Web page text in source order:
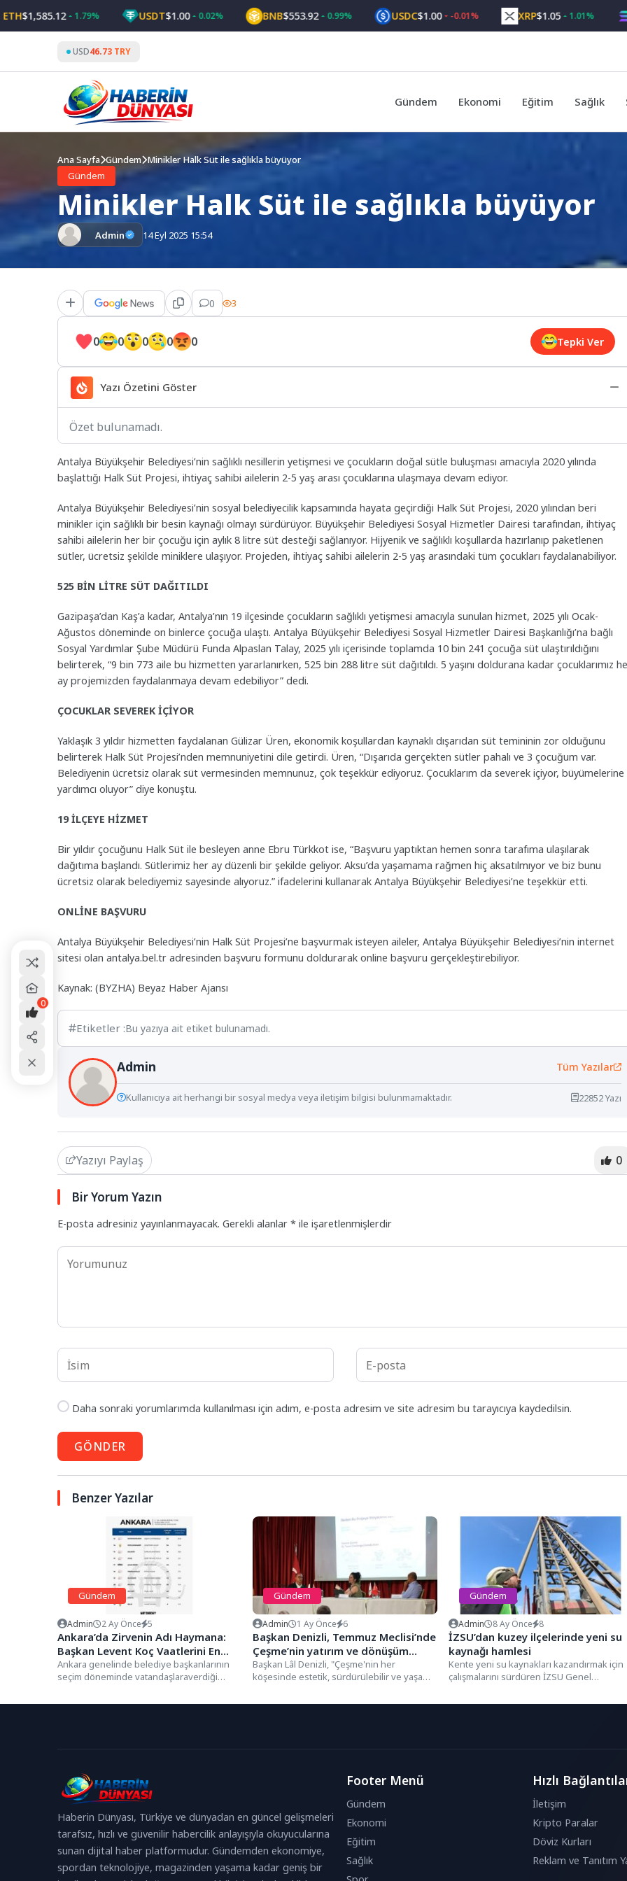
to
1.79% USDT$1.00 0.02% BNB$553.92 0.99% USDC$1.00 -0.01% XRP$1.05 1.01% SOL
USD46.73 TRY
Gündem Ekonomi Eğitim Sağlık
Ana Sayfa Gündem Minikler Halk Süt ile sağlıkla büyüyor
Gündem
Minikler Halk Süt ile sağlıkla büyüyor
Admin 14 Eyl 2025 15:54
0 3
0 0 0 0 0 Tepki Ver
Yazı Özetini Göster
Özet bulunamadı.
Antalya Büyükşehir Belediyesi’nin sağlıklı nesillerin yetişmesi ve çocukların doğal sütle buluşması amacıyla 2020 yılında
başlattığı Halk Süt Projesi, ihtiyaç sahibi ailelerin 2-5 yaş arası çocuklarına ulaşmaya devam ediyor.
Antalya Büyükşehir Belediyesi’nin sosyal belediyecilik kapsamında hayata geçirdiği Halk Süt Projesi, 2020 yılından beri
minikler için sağlıklı bir besin kaynağı olmayı sürdürüyor. Büyükşehir Belediyesi Sosyal Hizmetler Dairesi tarafından, ihtiyaç
sahibi ailelerin her bir çocuğu için aylık 8 litre süt desteği sağlanıyor. Hijyenik ve sağlıklı koşullarda hazırlanıp paketlenen
sütler, ücretsiz şekilde miniklere ulaşıyor. Projeden, ihtiyaç sahibi ailelerin 2-5 yaş arasındaki tüm çocukları faydalanabiliyor.
525 BİN LİTRE SÜT DAĞITILDI
Gazipaşa’dan Kaş’a kadar, Antalya’nın 19 ilçesinde çocukların sağlıklı yetişmesi amacıyla sunulan hizmet, 2025 yılı Ocak-
Ağustos döneminde on binlerce çocuğa ulaştı. Antalya Büyükşehir Belediyesi Sosyal Hizmetler Dairesi Başkanlığı’na bağlı
Sosyal Yardımlar Şube Müdürü Funda Alpaslan Talay, 2025 yılı içerisinde toplamda 10 bin 241 çocuğa süt ulaştırıldığını
belirterek, “9 bin 773 aile bu hizmetten yararlanırken, 525 bin 288 litre süt dağıtıldı. 5 yaşını doldurana kadar çocuklarımız
ay projemizden faydalanmaya devam edebiliyor” dedi.
ÇOCUKLAR SEVEREK İÇİYOR
Yaklaşık 3 yıldır hizmetten faydalanan Gülizar Üren, ekonomik koşullardan kaynaklı dışarıdan süt temininin zor olduğunu
belirterek Halk Süt Projesi’nden memnuniyetini dile getirdi. Üren, “Dışarıda gerçekten sütler pahalı ve 3 çocuğum var.
Belediyenin ücretsiz olarak süt vermesinden memnunuz, çok teşekkür ediyoruz. Çocuklarım da severek içiyor, büyümelerine
yardımcı oluyor” diye konuştu.
19 İLÇEYE HİZMET
Bir yıldır çocuğunu Halk Süt ile besleyen anne Ebru Türkkot ise, “Başvuru yaptıktan hemen sonra tarafıma ulaşılarak
dağıtıma başlandı. Sütlerimiz her ay düzenli bir şekilde geliyor. Aksu’da yaşamama rağmen hiç aksatılmıyor ve biz bunu
ücretsiz olarak belediyemiz sayesinde alıyoruz.” ifadelerini kullanarak Antalya Büyükşehir Belediyesi’ne teşekkür etti.
ONLİNE BAŞVURU
Antalya Büyükşehir Belediyesi’nin Halk Süt Projesi’ne başvurmak isteyen aileler, Antalya Büyükşehir Belediyesi’nin internet
sitesi olan antalya.bel.tr adresinden başvuru formunu doldurarak online başvuru gerçekleştirebiliyor.
Kaynak: (BYZHA) Beyaz Haber Ajansı
Etiketler :Bu yazıya ait etiket bulunamadı.
Admin Tüm Yazılar
Kullanıcıya ait herhangi bir sosyal medya veya iletişim bilgisi bulunmamaktadır. 22852 Yazı
Yazıyı Paylaş 0
Bir Yorum Yazın
E-posta adresiniz yayınlanmayacak. Gerekli alanlar * ile işaretlenmişlerdir
Daha sonraki yorumlarımda kullanılması için adım, e-posta adresim ve site adresim bu tarayıcıya kaydedilsin.
GÖNDER
Benzer Yazılar
Gündem
Admin 2 Ay Önce 5
Ankara’da Zirvenin Adı Haymana:
Başkan Levent Koç Vaatlerini En
Fazla Gerçekleştiren Belediye
Başkanı Oldu
Ankara genelinde belediye başkanlarının
seçim döneminde vatandaşlaraverdiği
ortaya koyan “Ne...
Gündem
Admin 1 Ay Önce 6
Başkan Denizli, Temmuz Meclisi’nde
Çeşme’nin yatırım ve dönüşüm
projelerini anlattı
Başkan Lâl Denizli, "Çeşme'nin her
köşesinde estetik, sürdürülebilir ve yaşam
geçirmek...
Gündem
Admin 8 Ay Önce 8
İZSU’dan kuzey ilçelerinde yeni su
kaynağı hamlesi
Kente yeni su kaynakları kazandırmak için
çalışmalarını sürdüren İZSU Genel
Haberin Dünyası, Türkiye ve dünyadan en güncel gelişmeleri
tarafsız, hızlı ve güvenilir habercilik anlayışıyla okuyucularına
sunan dijital haber platformudur. Gündemden ekonomiye,
spordan teknolojiye, magazinden yaşama kadar geniş bir
Footer Menü
Gündem
Ekonomi
Eğitim
Sağlık
Hızlı
İletişim
Kripto Paralar
Döviz Kurları
Reklam ve Tanıtım
0